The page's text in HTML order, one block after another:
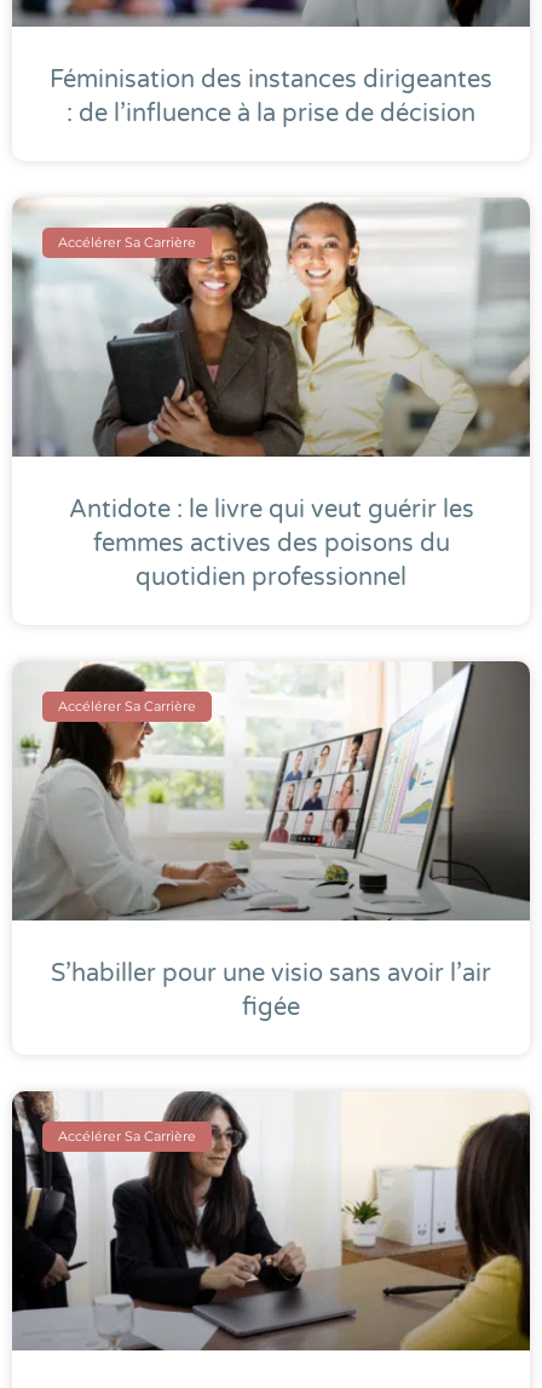
Féminisation des instances dirigeantes
: de l’influence à la prise de décision
Accélérer Sa Carrière
Antidote : le livre qui veut guérir les
femmes actives des poisons du
quotidien professionnel
Accélérer Sa Carrière
S’habiller pour une visio sans avoir l’air
figée
Accélérer Sa Carrière